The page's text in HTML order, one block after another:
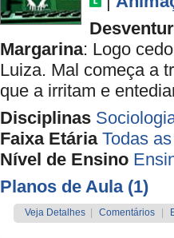
Margarina: Logo
Luiza. Mal começa a
que a irritam e
Disciplinas
Faixa Etária Todas
Nível de Ensino
Planos de Aula (1)
Veja Detalhes Comentários